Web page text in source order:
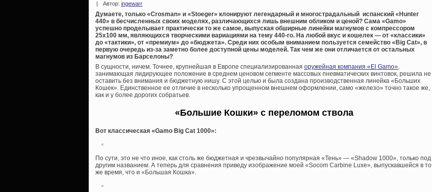
Автор: ingewarr
Думаете, только «Crosman» и «Stoeger» клонируют легендарный и многострадальный испанский «Hunter
440» в бесчисленных своих моделях, различающихся лишь внешним обликом и ценой? Сама «Gamo»
успешно проделывает практически то же самое, выпуская обширные линейки магнумов с компрессором
25х100 мм, являющихся творческими вариациями на тему 440-го. На любой вкус и кошелек — от «классики»
до «тактики», от «премиум» до «бюджета». Среди них особым вниманием пользуется семейство «Big Cat», в
первую очередь из-за заметно более доступной цены моделей. Так чем же они отличается от остальных
магнумов из Барселоны?
В сущности, ничем. Точнее, крупнейшая в Европе специализированная оружейная компания «El Gamo»,
занимающая лидирующее положение в среднем ценовом сегменте массовых пневматических винтовок, решила не
оставить без внимания и бюджетную нишу. С этой целью и была создана производственная линейка «Больших
Кошек». Единственное ее отличие в несколько упрощенном внешнем оформлении, само «железо» точно такое же,
как и у более дорогих собратьев.
«Большие Кошки» с переломом ствола
Вот классическая «Gamo Big Cat 1000»:
По сути, это не что иное, как столь же бюджетная и чрезвычайно популярная «Тень» — «Shadow 1000», только под
другим названием. А теперь для сравнения приведу изображение моей «Socom Carbine Luxe», выпускавшейся в то
же время, что и «Большая Кошка».